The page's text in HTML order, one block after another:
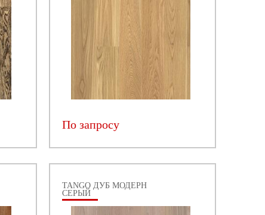
По запросу
TANGO ДУБ МОДЕРН
СЕРЫЙ